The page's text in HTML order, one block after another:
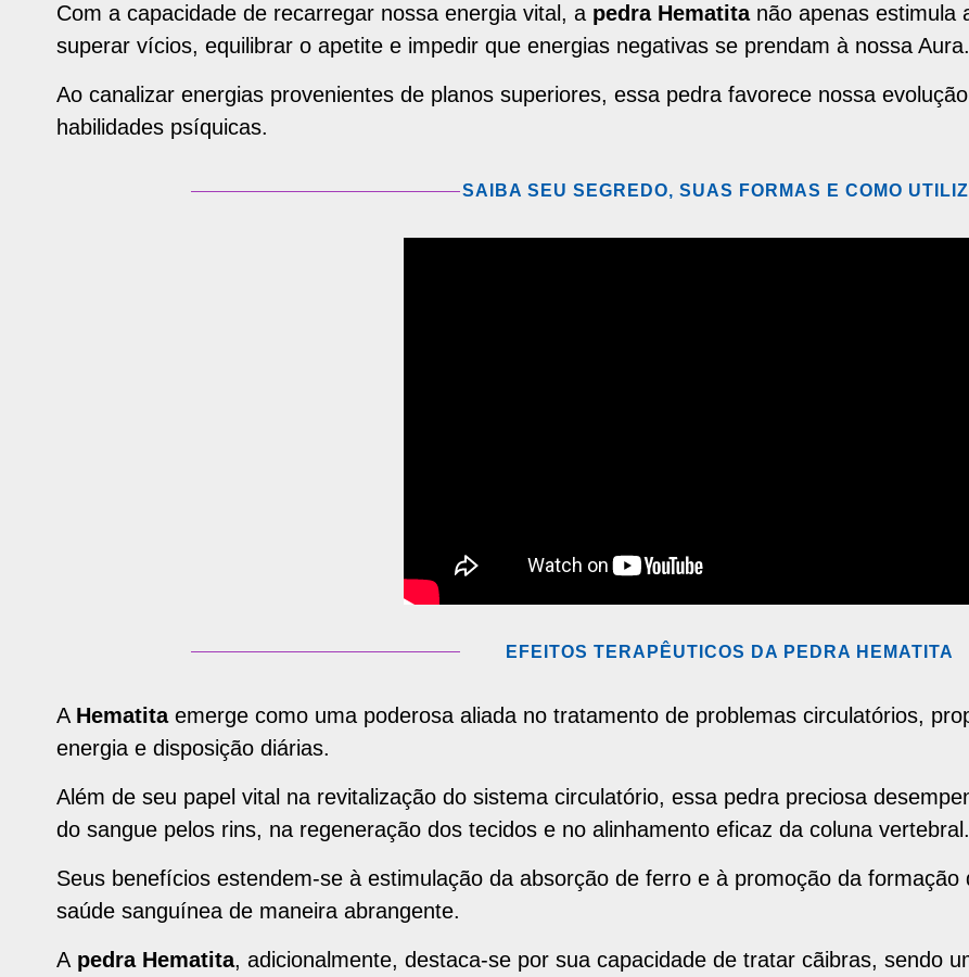
Com a capacidade de recarregar nossa energia vital, a pedra Hematitanão apenas estimula
superar vícios, equilibrar o apetite e impedir que energias negativas se prendam à nossa Aura.
Ao canalizar energias provenientes de planos superiores, essa pedra favorece nossa
habilidades psíquicas.
SAIBA SEU SEGREDO, SUAS FORMAS E COMO
EFEITOS TERAPÊUTICOS DA PEDRA HEMATITA
A Hematita emerge como uma poderosa aliada no tratamento de problemas circulatórios,
energia e disposição diárias.
Além de seu papel vital na revitalização do sistema circulatório, essa pedra preciosa
do sangue pelos rins, na regeneração dos tecidos e no alinhamento eficaz da coluna vertebral.
Seus benefícios estendem-se à estimulação da absorção de ferro e à promoção da
saúde sanguínea de maneira abrangente.
A pedra Hematita, adicionalmente, destaca-se por sua capacidade de tratar cãibras, sendo